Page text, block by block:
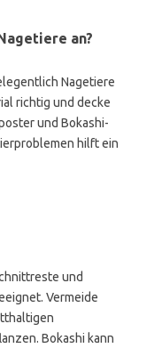
an?
Nagetiere
richtig und decke
und Bokashi-
hilft ein
und
Vermeide
Bokashi kann